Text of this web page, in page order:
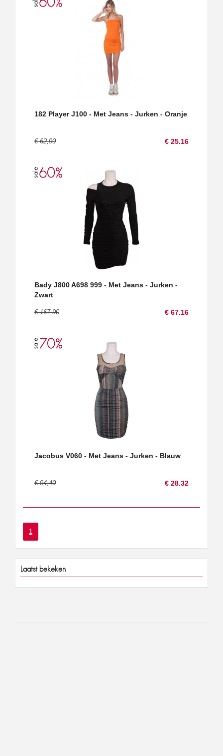
182 Player J100 - Met Jeans - Jurken - Oranje
€ 62,90 € 25.16
Bady J800 A698 999 - Met Jeans - Jurken -
Zwart
€ 167,90 € 67.16
Jacobus V060 - Met Jeans - Jurken - Blauw
€ 94,40 € 28.32
1
Laatst bekeken